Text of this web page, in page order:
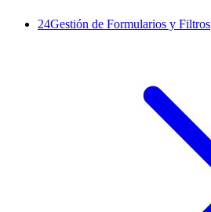
24Gestión de Formularios y Filtros